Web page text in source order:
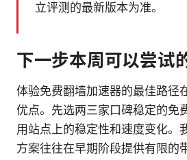
立评测的最新版本为准。
下一步本周可以尝试
体验免费翻墙加速器的最佳路径
优点。先选两三家口碑稳定的免
用站点上的稳定性和速度变化。
方案往往在早期阶段提供有限的